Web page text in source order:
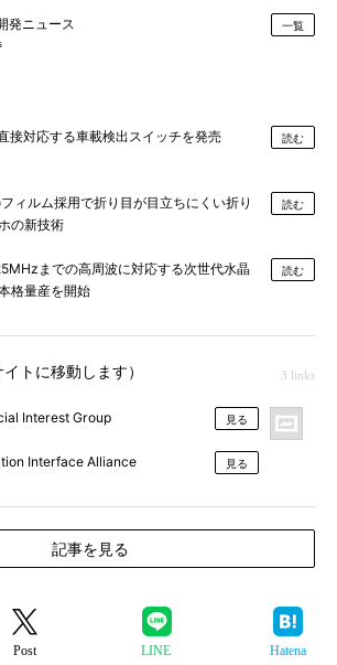
発ニュース 一覧
接対応する車載検出スイッチを発売 読む
ィルム採用で折り目が目立ちにくい折り
の新技術
読む
までの高周波に対応する次世代水晶
格量産を開始
読む
トに移動します） 3 links
Interest Group 見る
Interface Alliance 見る
記事を見る
Post LINE Hatena